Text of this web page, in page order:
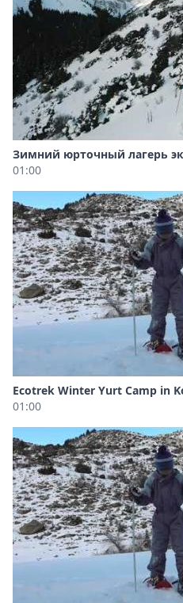
Зимний юрточный лагерь
01:00
Ecotrek Winter Yurt Camp in
01:00